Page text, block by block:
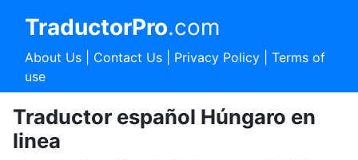
TraductorPro.com
About Us| Contact Us| Privacy Policy| Terms of
use
Traductor español Húngaro en
linea